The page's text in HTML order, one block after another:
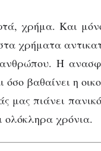
χρήμα. Και
χρήματα
Η
βαθαίνει η
μας πιάνει
ολόκληρα χρόνια.